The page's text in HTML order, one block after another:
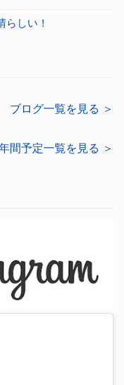
らしい！
ブログ一覧を見る ＞
間予定一覧を見る ＞